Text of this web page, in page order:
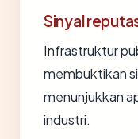
Sinyal
Infrastruktur
membuktikan
menunjukkan
industri.